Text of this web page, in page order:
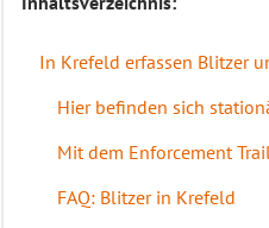
In Krefeld erfassen Blitzer
Hier befinden sich
Mit dem Enforcement
FAQ: Blitzer in Krefeld